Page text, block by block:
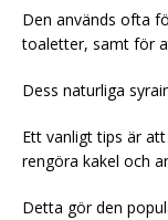
Den används ofta
toaletter, samt för
Dess naturliga
Ett vanligt tips är
rengöra kakel och
Detta gör den